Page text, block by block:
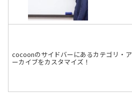
cocoonのサイドバーにあるカテゴリ・ア
ーカイブをカスタマイズ！